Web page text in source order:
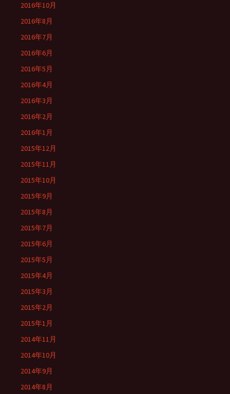
2016年10月
2016年8月
2016年7月
2016年6月
2016年5月
2016年4月
2016年3月
2016年2月
2016年1月
2015年12月
2015年11月
2015年10月
2015年9月
2015年8月
2015年7月
2015年6月
2015年5月
2015年4月
2015年3月
2015年2月
2015年1月
2014年11月
2014年10月
2014年9月
2014年8月